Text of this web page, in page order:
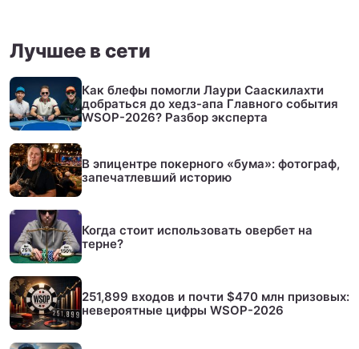
Лучшее в сети
Как блефы помогли Лаури Сааскилахти
добраться до хедз-апа Главного события
WSOP-2026? Разбор эксперта
В эпицентре покерного «бума»: фотограф,
запечатлевший историю
Когда стоит использовать овербет на
терне?
251,899 входов и почти $470 млн призовых:
невероятные цифры WSOP-2026